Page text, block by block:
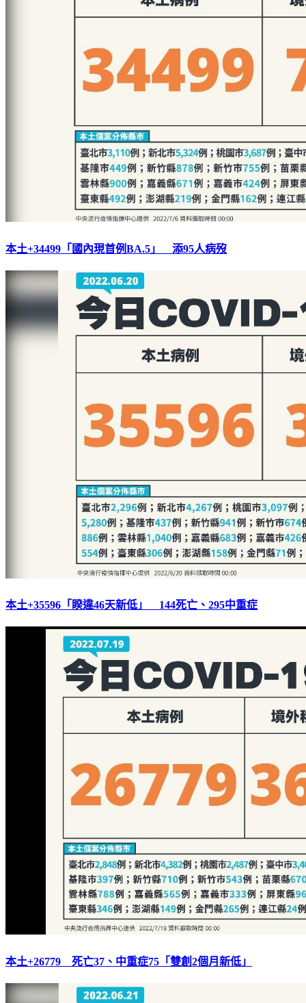
本土+34499「國內現首例BA.5」 添95人病歿
本土+35596「睽違46天新低」 144死亡、295中重症
本土+26779 死亡37、中重症75「雙創2個月新低」